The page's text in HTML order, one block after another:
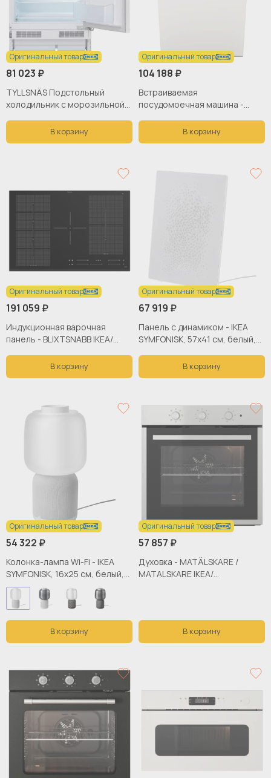
Оригинальный товар
81 023 ₽
TYLLSNÄS Подстольный
холодильник с морозильной
В корзину
Оригинальный товар
104 188 ₽
Встраиваемая
посудомоечная машина -
РАГЛАНДА ИКЕА, 82х60 см,
белый
В корзину
Оригинальный товар
191 059 ₽
Индукционная варочная
панель - BLIXTSNABB IKEA/
В корзину
Оригинальный товар
67 919 ₽
Панель с динамиком - IKEA
SYMFONISK, 57х41 см, белый,
В корзину
Оригинальный товар
54 322 ₽
Колонка-лампа Wi-Fi - IKEA
SYMFONISK, 16х25 см, белый,
СИМФОНИСК ИКЕА
В корзину
Оригинальный товар
57 857 ₽
Духовка - MATÄLSKARE /
MATАLSKARE IKEA/
В корзину